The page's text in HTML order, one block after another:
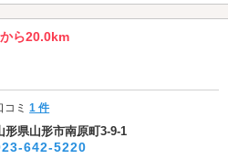
ら20.0km
コミ1 件
形県山形市南原町3-9-1
642-5220